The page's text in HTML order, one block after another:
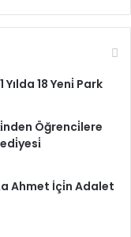
Yılda 18 Yeni̇ Park
Öğrenci̇lere
Ahmet İçi̇n Adalet